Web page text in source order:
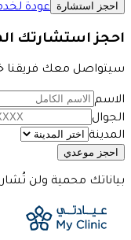
احجز استشارة عودة
احجز استشارتك
سيتواصل معك فريقنا
الاسم
الجوال
المدينة
احجز موعدي
بياناتك محمية ولن